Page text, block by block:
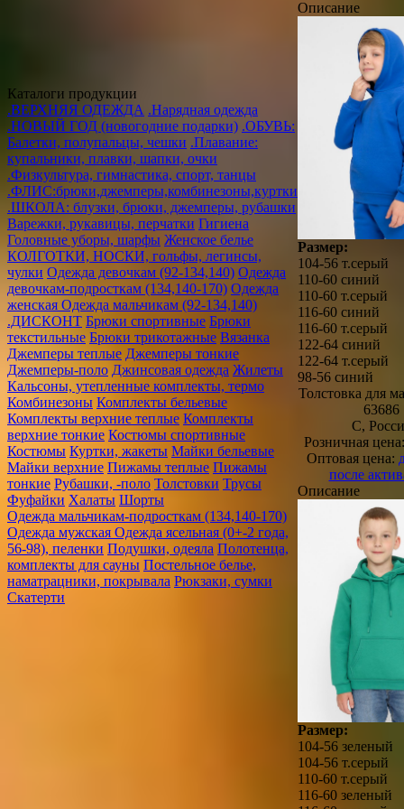
Каталоги продукции
.ВЕРХНЯЯ ОДЕЖДА .Нарядная одежда
.НОВЫЙ ГОД (новогодние подарки) .ОБУВЬ:
Балетки, полупальцы, чешки .Плавание:
купальники, плавки, шапки, очки
.Физкультура, гимнастика, спорт, танцы
.ФЛИС:брюки,джемперы,комбинезоны,куртки
.ШКОЛА: блузки, брюки, джемперы, рубашки
Варежки, рукавицы, перчатки Гигиена
Головные уборы, шарфы Женское белье
КОЛГОТКИ, НОСКИ, гольфы, легинсы,
чулки Одежда девочкам (92-134,140) Одежда
девочкам-подросткам (134,140-170) Одежда
женская Одежда мальчикам (92-134,140)
.ДИСКОНТ Брюки спортивные Брюки
текстильные Брюки трикотажные Вязанка
Джемперы теплые Джемперы тонкие
Джемперы-поло Джинсовая одежда Жилеты
Кальсоны, утепленные комплекты, термо
Комбинезоны Комплекты бельевые
Комплекты верхние теплые Комплекты
верхние тонкие Костюмы спортивные
Костюмы Куртки, жакеты Майки бельевые
Майки верхние Пижамы теплые Пижамы
тонкие Рубашки, -поло Толстовки Трусы
Фуфайки Халаты Шорты
Одежда мальчикам-подросткам (134,140-170)
Одежда мужская Одежда ясельная (0+-2 года,
56-98), пеленки Подушки, одеяла Полотенца,
комплекты для сауны Постельное белье,
наматрацники, покрывала Рюкзаки, сумки
Скатерти
Описание
Размер:
104-56 т.серый
110-60 синий
110-60 т.серый
116-60 синий
116-60 т.серый
122-64 синий
122-64 т.серый
98-56 синий
Толстовка для
63686
C,
Розничная
Оптовая цена:
после
Описание
Размер:
104-56 зеленый
104-56 т.серый
110-60 т.серый
116-60 зеленый